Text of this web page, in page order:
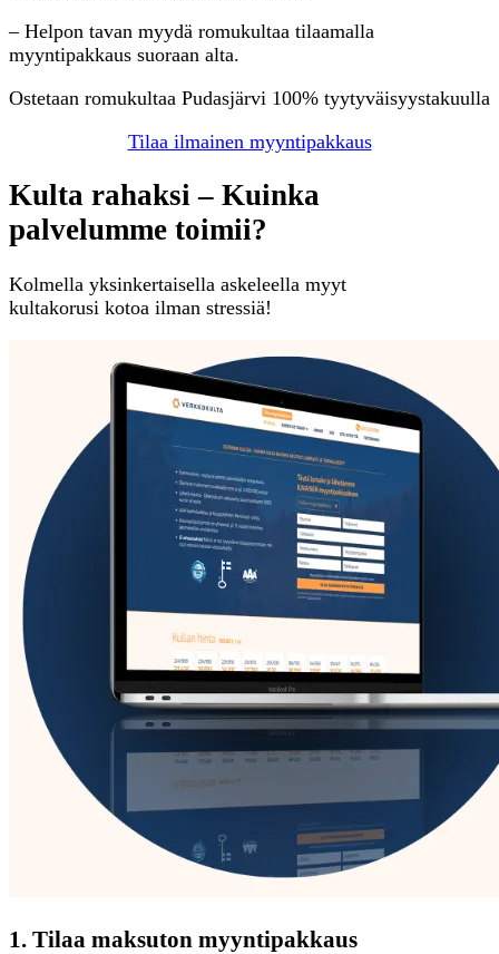
– Helpon tavan myydä romukultaa tilaamalla
myyntipakkaus suoraan alta.
Ostetaan romukultaa Pudasjärvi 100% tyytyväisyystakuulla
Tilaa ilmainen myyntipakkaus
Kulta rahaksi – Kuinka
palvelumme toimii?
Kolmella yksinkertaisella askeleella myyt
kultakorusi kotoa ilman stressiä!
1. Tilaa maksuton myyntipakkaus